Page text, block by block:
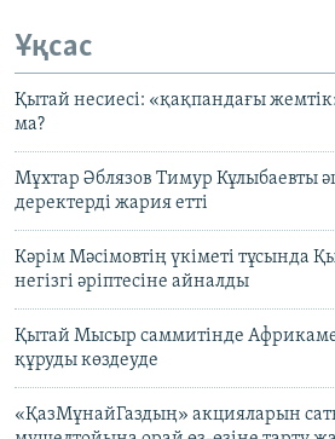
Ұқсас
Қытай несиесі: «қақпандағы
ма?
Мұхтар Әблязов Тимур Кұлыбаевты
деректерді жария етті
Кәрім Мәсімовтің үкіметі тұсында
негізгі әріптесіне айналды
Қытай Мысыр саммитінде
құруды көздеуде
«ҚазМұнайГаздың» акцияларын